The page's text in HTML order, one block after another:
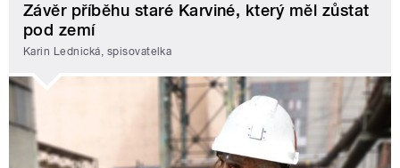
Závěr příběhu staré Karviné, který měl zůstat
pod zemí
Karin Lednická, spisovatelka